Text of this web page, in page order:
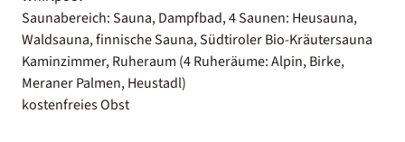
Saunabereich: Sauna, Dampfbad, 4 Saunen: Heusauna,
Waldsauna, finnische Sauna, Südtiroler Bio-Kräutersauna
Kaminzimmer, Ruheraum (4 Ruheräume: Alpin, Birke,
Meraner Palmen, Heustadl)
kostenfreies Obst